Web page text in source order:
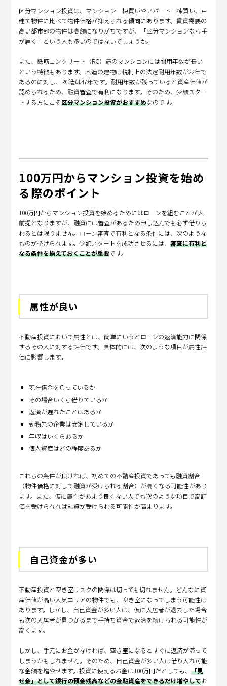
区分マンション投資は、マンション一棟買いやアパート一棟買い、戸
建て物件に比べて物件価格が抑えられる傾向にあります。賃貸需要の
高い都市部の物件は高額になりがちですが、「区分マンションなら手
が届く」という人も多いのではないでしょうか。
また、鉄筋コンクリート（RC）造のマンションには耐用年数が長い
という特徴もあります。木造の建物は税制上の法定耐用年数が22年で
あるのに対し、RC造は47年です。耐用年数が残っていると資産価値が
認められるため、融資審査で有利になります。そのため、少額スター
トする方にこそ区分マンション投資がおすすめなのです。
100万円からマンション投資を始め
る際のポイント
100万円からマンション投資を始めるためにはローンを組むことが大
前提となりますが、融資には審査があるため申し込んでも必ず借りら
れるとは限りません。ローン審査で有利となる条件には、次のような
ものが挙げられます。少額スタートを成功させるには、審査に有利と
なる条件を揃えておくことが重要です。
属性が良い
不動産投資において属性とは、簡単にいうとローンの返済能力に関係
するその人に対する評価です。具体的には、次のような項目が属性評
価に影響します。
現在借金を負っているか
その場合いくら借りているか
返済が遅れたことはあるか
勤務先の企業は安定しているか
年収はいくらあるか
個人資産はどの程度あるか
これらの条件が良ければ、初めての不動産投資であっても融資割合
（物件価格に対して融資が受けられる割合）が高くなる可能性があり
ます。また、仮に属性があまり良くない人でも次のような項目で高評
価を受けられれば融資が受けられる可能性が高まります。
自己資金が多い
不動産投資と空き室リスクの関係は切っても切れません。どんなに資
産価値が高い人気エリアの物件でも、空き室になってしまう可能性は
あります。しかし、自己資金が多い人は、仮に入居者が退去した場合
も次の入居者が見つかるまで手持ち資金で返済を続けられる可能性が
高くます。
しかし、手元にお金がなければ、空き室になるとすぐに返済が滞って
しまうかもしれません。そのため、自己資金が多い人は借り入れ可能
な金額を増やせます。投資に使えるお金は100万円だとしても、「見
せ金」として銀行の預金残高などの金融資産をできるだけ増やしてお